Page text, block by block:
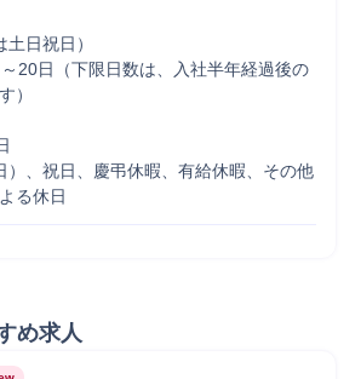
日祝日）
20日（下限日数は、入社半年経過後の
）
）、祝日、慶弔休暇、有給休暇、その他
る休日
め求人